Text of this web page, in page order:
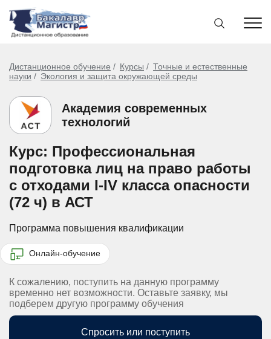
Дистанционное обучение Курсы
Точные и естественные
науки
Экология и защита окружающей среды
Академия современных
технологий
Курс: Профессиональная
подготовка лиц на право работы
с отходами I-IV класса опасности
(72 ч) в АСТ
Программа повышения квалификации
Онлайн-обучение
К сожалению, поступить на данную программу
временно нет возможности. Оставьте заявку, мы
подберем другую программу обучения
Спросить или поступить